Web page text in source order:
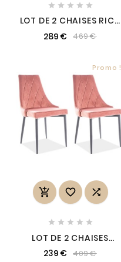
    
LOT DE 2 CHAISES RICA
QUALITÉ, COULEUR
289 € 469 €
Promo !
  
    
LOT DE 2 CHAISES
VELOURS DE QUALITÉ,
239 € 409 €